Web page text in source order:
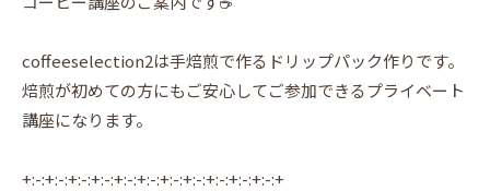
coffeeselection2は手焙煎で作るドリップパック作りです。
焙煎が初めての方にもご安心してご参加できるプライベート
講座になります。
+:-:+:-:+:-:+:-:+:-:+:-:+:-:+:-:+:-:+:-:+:-:+